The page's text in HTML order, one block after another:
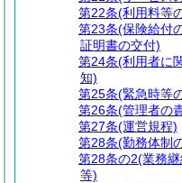
第22条(利用料等
第23条(保険給付
証明書の交付)
第24条(利用者に
知)
第25条(緊急時等
第26条(管理者の
第27条(運営規程)
第28条(勤務体制
第28条の2(業務
等)